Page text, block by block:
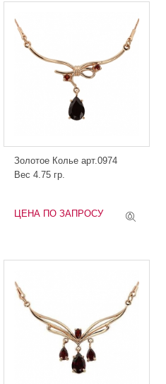
Золотое Колье арт.0974
Вес 4.75 гр.
ЦЕНА ПО ЗАПРОСУ